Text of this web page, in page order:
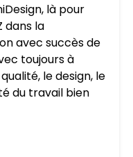
là pour
dans la
avec succès de
toujours à
le design, le
du travail bien